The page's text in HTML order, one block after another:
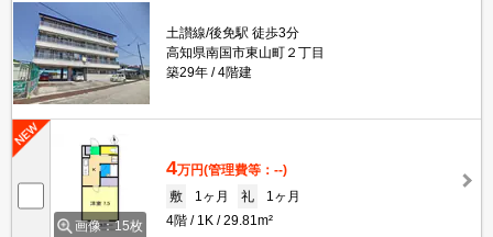
土讃線/後免駅 徒歩3分
高知県南国市東山町２丁目
築29年
4階建
画像：15枚
4万円(管理費等：--)
敷
1ヶ月 礼
1ヶ月
4階
1K 29.81m²